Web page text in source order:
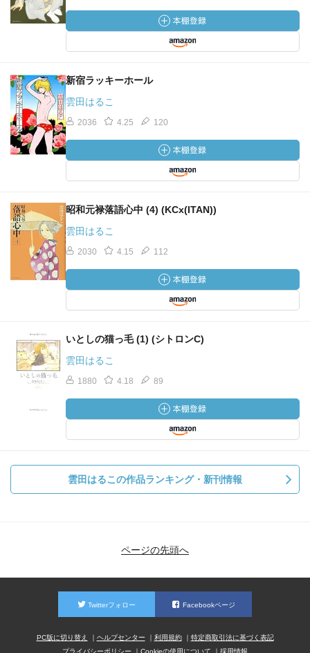
新宿ラッキーホール
雲田はるこ
2036 4.25 120
昭和元禄落語心中 (4) (KCx(ITAN))
雲田はるこ
2030 4.15 112
いとしの猫っ毛 (1) (シトロンC)
雲田はるこ
1880 4.18 89
雲田はるこの作品ランキング・新刊情報
ページの先頭へ
Twitterフォロー Facebookページ
PC版に切り替え ヘルプセンター 利用規約
特定商取引法に基づく表記
プライバシーポリシー
Cookieの使用について 採用情報